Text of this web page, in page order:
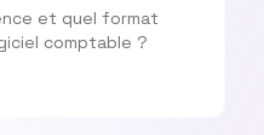
et quel format
comptable ?